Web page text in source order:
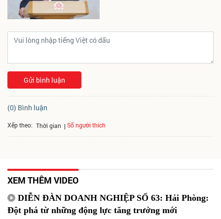
Gửi bình luận
(0) Bình luận
Xếp theo: Thời gian Số người thích
XEM THÊM VIDEO
DIỄN ĐÀN DOANH NGHIỆP SỐ 63: Hải Phòng:
Đột phá từ những động lực tăng trưởng mới